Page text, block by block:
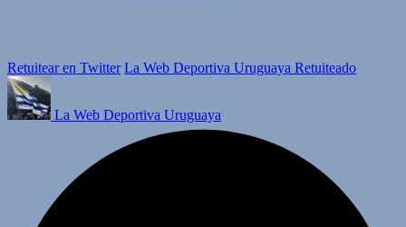
Retuitear en Twitter La Web Deportiva Uruguaya Retuiteado
La Web Deportiva Uruguaya